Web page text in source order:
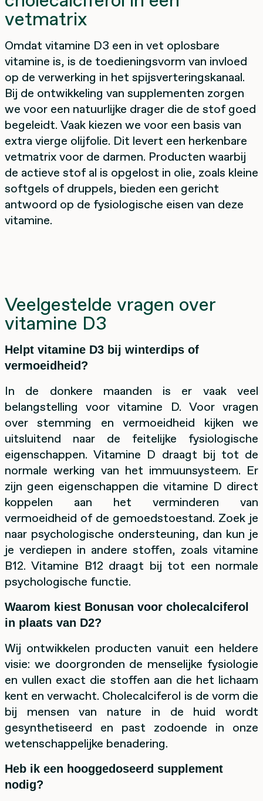
vetmatrix
Omdat vitamine D3 een in vet oplosbare
vitamine is, is de toedieningsvorm van invloed
op de verwerking in het spijsverteringskanaal.
Bij de ontwikkeling van supplementen zorgen
we voor een natuurlijke drager die de stof goed
begeleidt. Vaak kiezen we voor een basis van
extra vierge olijfolie. Dit levert een herkenbare
vetmatrix voor de darmen. Producten waarbij
de actieve stof al is opgelost in olie, zoals kleine
softgels of druppels, bieden een gericht
antwoord op de fysiologische eisen van deze
vitamine.
Veelgestelde vragen over
vitamine D3
Helpt vitamine D3 bij winterdips of
vermoeidheid?
In de donkere maanden is er vaak veel
belangstelling voor vitamine D. Voor vragen
over stemming en vermoeidheid kijken we
uitsluitend naar de feitelijke fysiologische
eigenschappen. Vitamine D draagt bij tot de
normale werking van het immuunsysteem. Er
zijn geen eigenschappen die vitamine D direct
koppelen aan het verminderen van
vermoeidheid of de gemoedstoestand. Zoek je
naar psychologische ondersteuning, dan kun je
je verdiepen in andere stoffen, zoals vitamine
B12. Vitamine B12 draagt bij tot een normale
psychologische functie.
Waarom kiest Bonusan voor cholecalciferol
in plaats van D2?
Wij ontwikkelen producten vanuit een heldere
visie: we doorgronden de menselijke fysiologie
en vullen exact die stoffen aan die het lichaam
kent en verwacht. Cholecalciferol is de vorm die
bij mensen van nature in de huid wordt
gesynthetiseerd en past zodoende in onze
wetenschappelijke benadering.
Heb ik een hooggedoseerd supplement
nodig?